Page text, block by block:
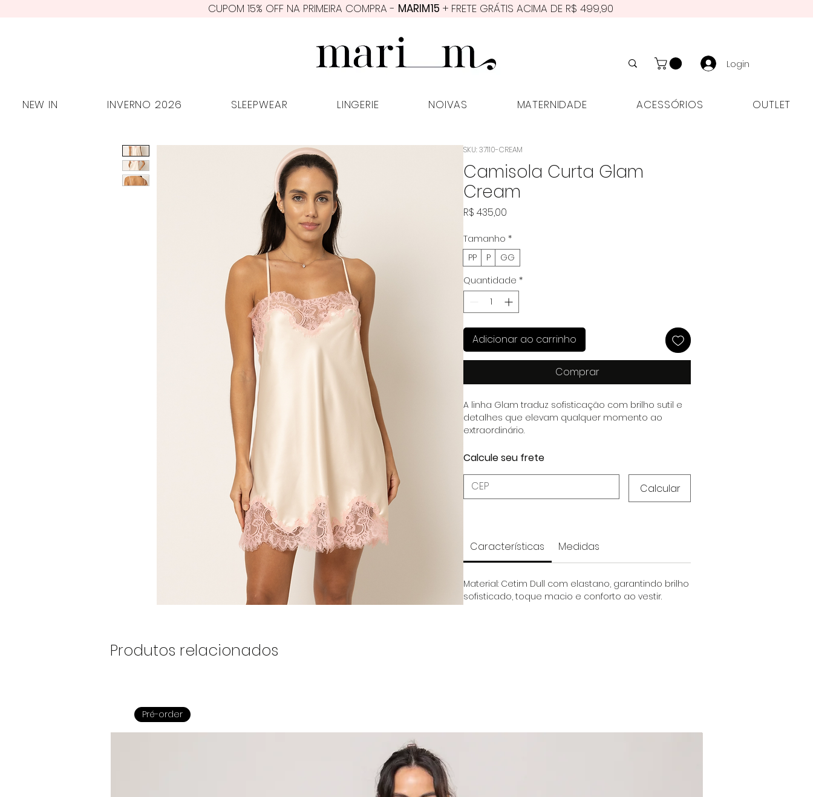
CUPOM 15% OFF NA PRIMEIRA COMPRA - MARIM15 + FRETE GRÁTIS ACIMA DE R$ 499,90
Login
SKU: 37110-CREAM
Camisola Curta Glam
Cream
R$ 435,00
Tamanho *
PP
P
GG
Quantidade *
Adicionar ao carrinho
Comprar
A linha Glam traduz sofisticação com brilho sutil e
detalhes que elevam qualquer momento ao
extraordinário.
Calcule seu frete
Calcular
Características Medidas
Material: Cetim Dull com elastano, garantindo brilho
sofisticado, toque macio e conforto ao vestir.
Produtos relacionados
Pré-order
NEW IN INVERNO 2026 SLEEPWEAR LINGERIE NOIVAS MATERNIDADE ACESSÓRIOS OUTLET